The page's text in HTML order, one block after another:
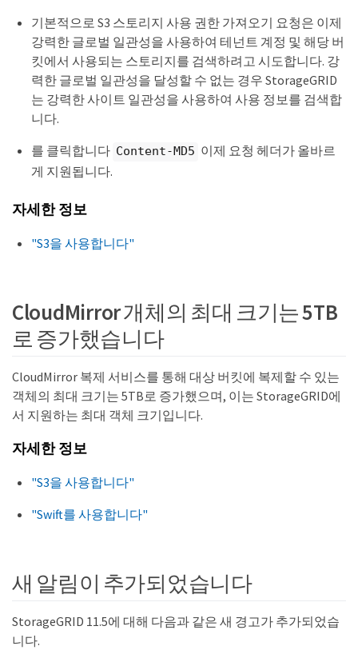
기본적으로 S3 스토리지 사용 권한 가져오기 요청은 이제
강력한 글로벌 일관성을 사용하여 테넌트 계정 및 해당 버
킷에서 사용되는 스토리지를 검색하려고 시도합니다. 강
력한 글로벌 일관성을 달성할 수 없는 경우 StorageGRID
는 강력한 사이트 일관성을 사용하여 사용 정보를 검색합
니다.
를 클릭합니다 Content-MD5 이제 요청 헤더가 올바르
게 지원됩니다.
자세한 정보
"S3을 사용합니다"
CloudMirror 개체의 최대 크기는 5TB
로 증가했습니다
CloudMirror 복제 서비스를 통해 대상 버킷에 복제할 수 있는
객체의 최대 크기는 5TB로 증가했으며, 이는 StorageGRID에
서 지원하는 최대 객체 크기입니다.
자세한 정보
"S3을 사용합니다"
"Swift를 사용합니다"
새 알림이 추가되었습니다
StorageGRID 11.5에 대해 다음과 같은 새 경고가 추가되었습
니다.